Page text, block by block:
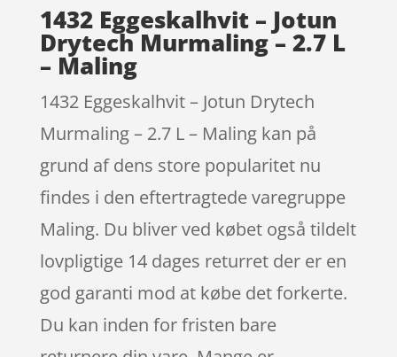
1432 Eggeskalhvit – Jotun
Drytech Murmaling – 2.7 L
– Maling
1432 Eggeskalhvit – Jotun Drytech
Murmaling – 2.7 L – Maling kan på
grund af dens store popularitet nu
findes i den eftertragtede varegruppe
Maling. Du bliver ved købet også tildelt
lovpligtige 14 dages returret der er en
god garanti mod at købe det forkerte.
Du kan inden for fristen bare